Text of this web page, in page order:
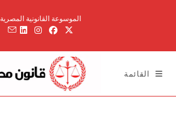
الموسوعة القانونية المصرية
القائمة